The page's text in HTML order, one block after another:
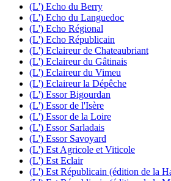
(L') Echo du Berry
(L') Echo du Languedoc
(L') Echo Régional
(L') Echo Républicain
(L') Eclaireur de Chateaubriant
(L') Eclaireur du Gâtinais
(L') Eclaireur du Vimeu
(L') Eclaireur la Dépêche
(L') Essor Bigourdan
(L') Essor de l'Isère
(L') Essor de la Loire
(L') Essor Sarladais
(L') Essor Savoyard
(L') Est Agricole et Viticole
(L') Est Eclair
(L') Est Républicain (édition de la